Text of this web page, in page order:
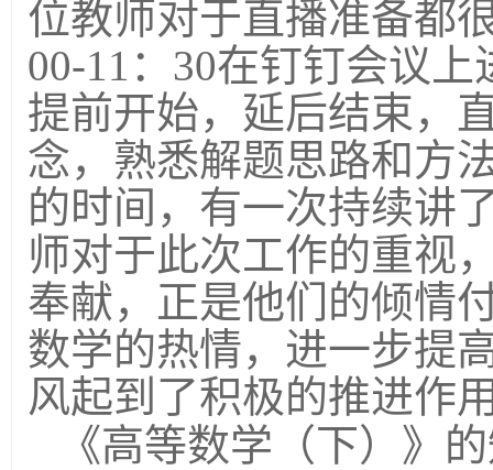
位教师对于直播准备都
00-11 ： 30在钉钉会议上
提前开始，延后结束，
念，熟悉解题思路和方
的时间，有一次持续讲
师对于此次工作的重视
奉献，正是他们的倾情
数学的热情，进一步提
风起到了积极的推进作
《高等数学（下）》